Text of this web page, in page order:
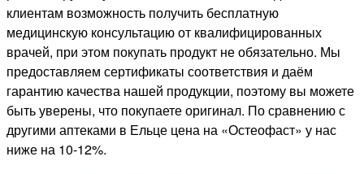
клиентам возможность получить бесплатную
медицинскую консультацию от квалифицированных
врачей, при этом покупать продукт не обязательно. Мы
предоставляем сертификаты соответствия и даём
гарантию качества нашей продукции, поэтому вы можете
быть уверены, что покупаете оригинал. По сравнению с
другими аптеками в Ельце цена на «Остеофаст» у нас
ниже на 10-12%.